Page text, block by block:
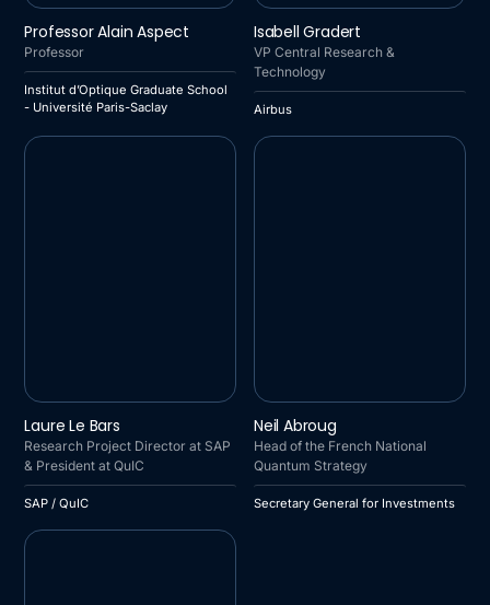
GRADUATE SCHOOL -
UNIVERSITÉ PARIS-SACLAY
Professor Alain Aspect
Professor
Institut d’Optique Graduate School
- Université Paris-Saclay
Isabell Gradert
VP Central Research &
Technology
Airbus
Laure Le Bars
Research Project Director at SAP
& President at QuIC
SAP / QuIC
INVESTMENTS
Neil Abroug
Head of the French National
Quantum Strategy
Secretary General for Investments